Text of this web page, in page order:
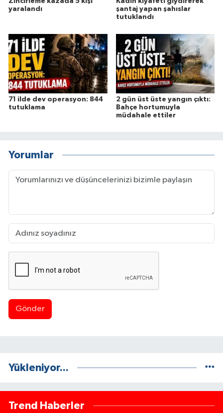
yaralandı
şantaj yapan şahıslar
tutuklandı
71 ilde dev operasyon: 844
tutuklama
2 gün üst üste yangın çıktı:
Bahçe hortumuyla
müdahale ettiler
Yorumlar
Gönder
Yükleniyor...
Trend Haberler